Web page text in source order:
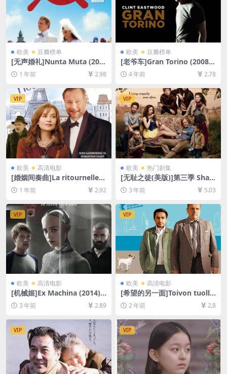
欧美 豆瓣榜单
[无声婚礼]Nunta Muta (200
8)[百度网盘+夸克网盘1080P
超清未删减资源][网盘在线播
放/下载][MP4/6GB][中文字
幕]
1 年前 2.98
欧美 豆瓣榜单
[老爷车]Gran Torino (2008)
[百度网盘+夸克网盘+迅雷云
盘资源1080P超清未删减][MP
4/7.5GB][中英字幕]
4 年前 2.78
VIP
欧美 高清电影
[婚姻间奏曲]La ritournelle
(2014)[百度网盘+夸克网盘10
80P超清未删减资源][网盘在
文字幕]
1 年前 2.92
VIP
欧美 热门剧集
[无耻之徒(美版)]第三季 Sha
meless Season 3 (2013)[百
度网盘+夸克网盘1080P超清
载][MP4/41GB][中英字幕]
3 年前 5.03
VIP
欧美 高清电影
[机械姬]Ex Machina (2014)
[百度网盘+夸克网盘1080P超
清未删减资源][网盘在线播放/
下载][MP4/7GB][中英字幕]
3 年前 2.89
VIP
欧美 高清电影
[希望的另一面]Toivon tuolla
puolen (2017)[百度网盘+夸
克网盘1080P超清未删减资源]
[网盘在线播放/下载][MP4/5.
8GB][中文字幕]
2 年前 2.8
VIP VIP